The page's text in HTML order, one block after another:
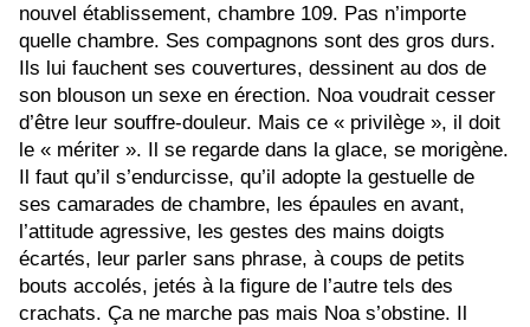
nouvel établissement, chambre 109. Pas n’importe
quelle chambre. Ses compagnons sont des gros durs.
Ils lui fauchent ses couvertures, dessinent au dos de
son blouson un sexe en érection. Noa voudrait cesser
d’être leur souffre-douleur. Mais ce « privilège », il doit
le « mériter ». Il se regarde dans la glace, se morigène.
Il faut qu’il s’endurcisse, qu’il adopte la gestuelle de
ses camarades de chambre, les épaules en avant,
l’attitude agressive, les gestes des mains doigts
écartés, leur parler sans phrase, à coups de petits
bouts accolés, jetés à la figure de l’autre tels des
crachats. Ça ne marche pas mais Noa s’obstine. Il